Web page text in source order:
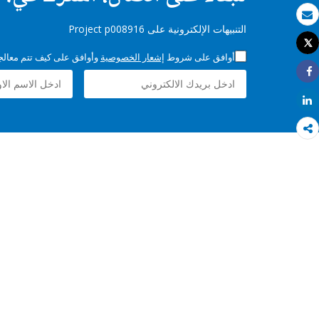
بريد الكتروني
طباعة
Tweet
Share
Share
التنبيهات الإلكترونية على Project p008916
أوافق على شروط إشعار الخصوصية وأوافق على كيف تتم